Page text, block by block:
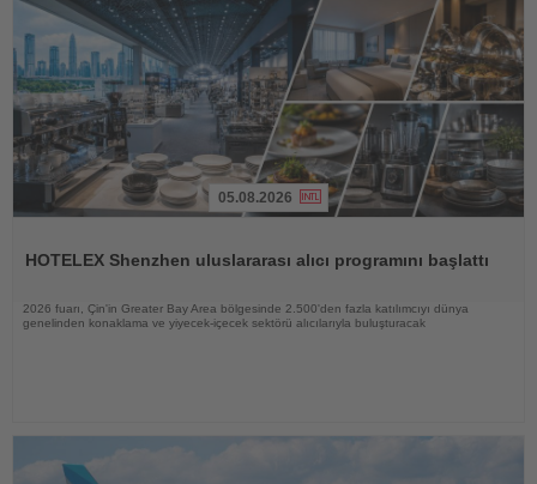
05.08.2026
HOTELEX Shenzhen uluslararası alıcı programını başlattı
2026 fuarı, Çin'in Greater Bay Area bölgesinde 2.500'den fazla katılımcıyı dünya
genelinden konaklama ve yiyecek-içecek sektörü alıcılarıyla buluşturacak